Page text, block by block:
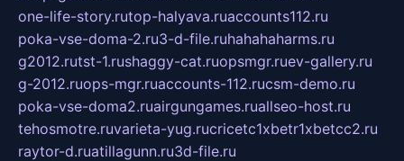
one-life-story.rutop-halyava.ruaccounts112.ru
poka-vse-doma-2.ru3-d-file.ruhahahaharms.ru
g2012.rutst-1.rushaggy-cat.ruopsmgr.ruev-gallery.ru
g-2012.ruops-mgr.ruaccounts-112.rucsm-demo.ru
poka-vse-doma2.ruairgungames.ruallseo-host.ru
tehosmotre.ruvarieta-yug.rucricetc1xbetr1xbetcc2.ru
raytor-d.ruatillagunn.ru3d-file.ru